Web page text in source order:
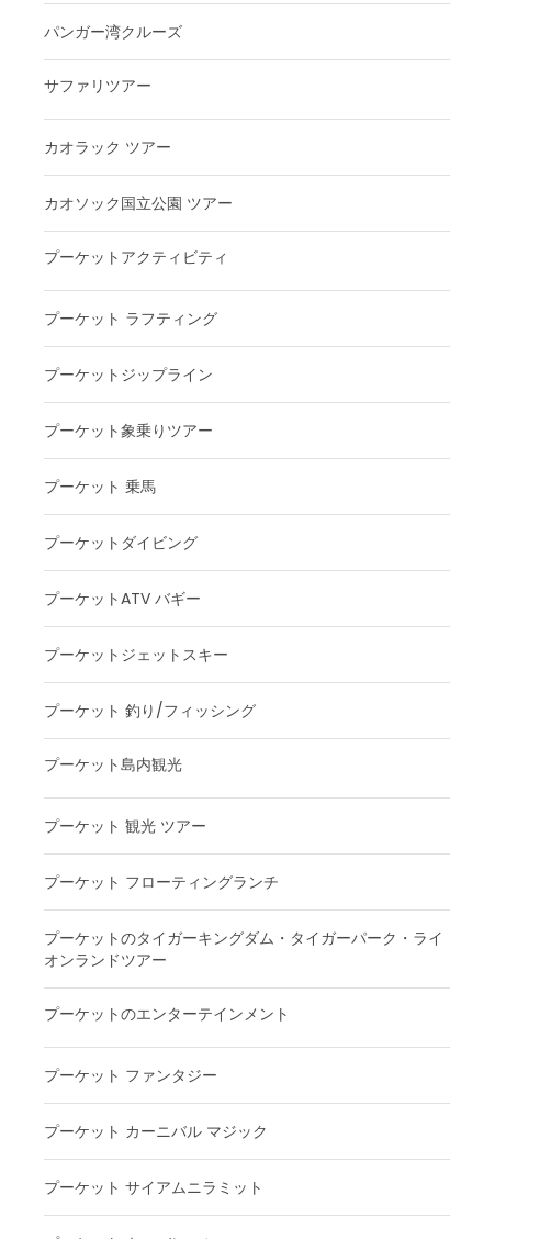
パンガー湾クルーズ
サファリツアー
カオラック ツアー
カオソック国立公園 ツアー
プーケットアクティビティ
プーケット ラフティング
プーケットジップライン
プーケット象乗りツアー
プーケット 乗馬
プーケットダイビング
プーケットATV バギー
プーケットジェットスキー
プーケット 釣り/フィッシング
プーケット島内観光
プーケット 観光 ツアー
プーケット フローティングランチ
プーケットのタイガーキングダム・タイガーパーク・ライ
オンランドツアー
プーケットのエンターテインメント
プーケット ファンタジー
プーケット カーニバル マジック
プーケット サイアムニラミット